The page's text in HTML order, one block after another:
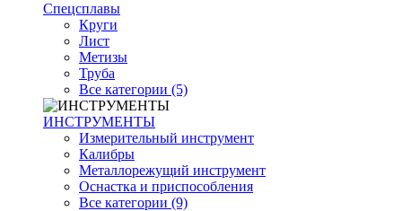
Спецсплавы
Круги
Лист
Метизы
Труба
Все категории (5)
ИНСТРУМЕНТЫ
Измерительный инструмент
Калибры
Металлорежущий инструмент
Оснастка и приспособления
Все категории (9)